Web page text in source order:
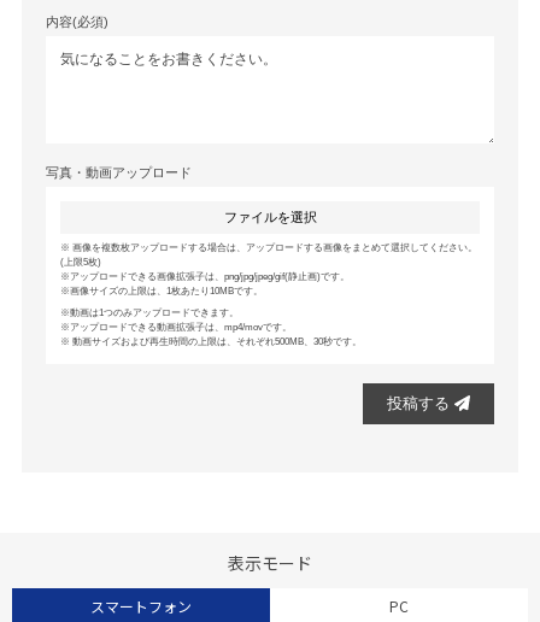
内容(必須)
写真・動画アップロード
ファイルを選択
画像を複数枚アップロードする場合は、アップロードする画像をまとめて選択してください。
(上限5枚)
アップロードできる画像拡張子は、png/jpg/jpeg/gif(静止画)です。
画像サイズの上限は、1枚あたり10MBです。
動画は1つのみアップロードできます。
アップロードできる動画拡張子は、mp4/movです。
動画サイズおよび再生時間の上限は、それぞれ500MB、30秒です。
投稿する
表示モード
スマートフォン PC